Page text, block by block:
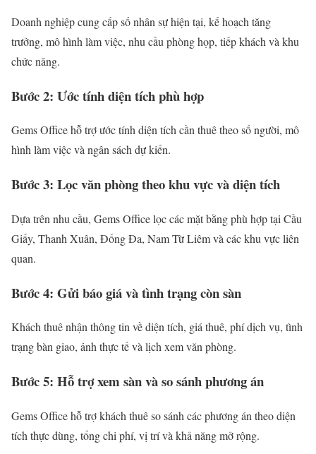
Doanh nghiệp cung cấp số nhân sự hiện tại, kế hoạch tăng
trưởng, mô hình làm việc, nhu cầu phòng họp, tiếp khách và khu
chức năng.
Bước 2: Ước tính diện tích phù hợp
Gems Office hỗ trợ ước tính diện tích cần thuê theo số người, mô
hình làm việc và ngân sách dự kiến.
Bước 3: Lọc văn phòng theo khu vực và diện tích
Dựa trên nhu cầu, Gems Office lọc các mặt bằng phù hợp tại Cầu
Giấy, Thanh Xuân, Đống Đa, Nam Từ Liêm và các khu vực liên
quan.
Bước 4: Gửi báo giá và tình trạng còn sàn
Khách thuê nhận thông tin về diện tích, giá thuê, phí dịch vụ, tình
trạng bàn giao, ảnh thực tế và lịch xem văn phòng.
Bước 5: Hỗ trợ xem sàn và so sánh phương án
Gems Office hỗ trợ khách thuê so sánh các phương án theo diện
tích thực dùng, tổng chi phí, vị trí và khả năng mở rộng.